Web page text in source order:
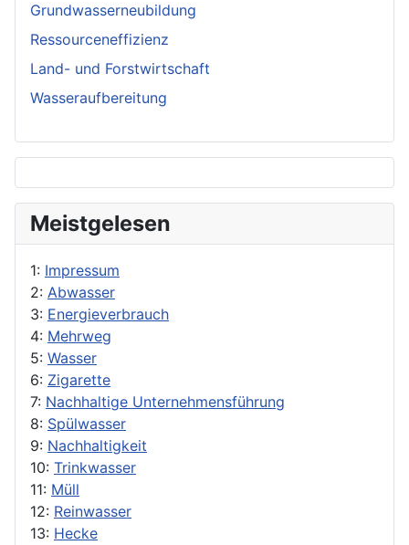
Grundwasserneubildung
Ressourceneffizienz
Land- und Forstwirtschaft
Wasseraufbereitung
Meistgelesen
1: Impressum
2: Abwasser
3: Energieverbrauch
4: Mehrweg
5: Wasser
6: Zigarette
7: Nachhaltige Unternehmensführung
8: Spülwasser
9: Nachhaltigkeit
10: Trinkwasser
11: Müll
12: Reinwasser
13: Hecke